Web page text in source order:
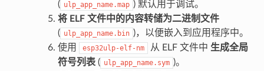
( ulp_app_name.map ) 默认用于调试。
将 ELF 文件中的内容转储为二进制文件
( ulp_app_name.bin )，以便嵌入到应用程序中。
使用
esp32ulp-elf-nm 从 ELF 文件中 生成全局
符号列表( ulp_app_name.sym )。